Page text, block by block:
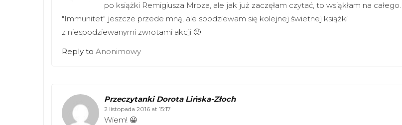
po książki Remigiusza Mroza, ale jak już zaczęłam czytać, to wsiąkłam na całego.
"Immunitet" jeszcze przede mną, ale spodziewam się kolejnej świetnej książki
z niespodziewanymi zwrotami akcji 🙂
Reply to Anonimowy
Przeczytanki Dorota Lińska-Złoch
2 listopada 2016 at 15:17
Wiem! 😀